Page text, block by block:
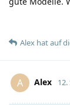
Alex hatauf
A Alex